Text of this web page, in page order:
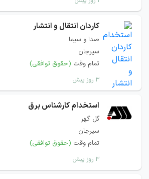
کاردان انتقال و انتشار
صدا و سیما
سیرجان
تمام وقت (حقوق توافقی)
۳ روز پیش
استخدام کارشناس برق
گل گهر
سیرجان
تمام وقت (حقوق توافقی)
۳ روز پیش